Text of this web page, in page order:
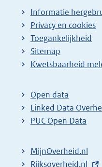
Informatie
Privacy en cookies
Toegankelijkheid
Sitemap
E
t
e
r
l
Kwetsbaarheid
Open data
Linked Data
PUC Open Data
MijnOverheid.nl
E
Rijksoverheid.nl